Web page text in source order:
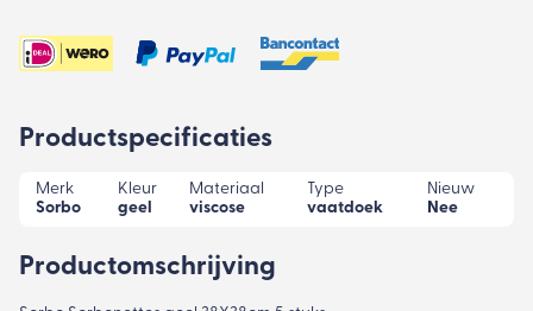
Productspecificaties
Merk
Sorbo
Kleur
geel
Materiaal
viscose
Type
vaatdoek
Nieuw
Nee
Productomschrijving